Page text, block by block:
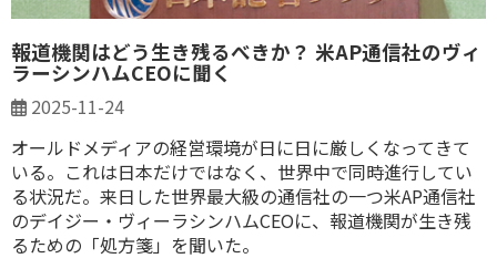
報道機関はどう生き残るべきか？ 米AP通信社のヴィ
ラーシンハムCEOに聞く
2025-11-24
オールドメディアの経営環境が日に日に厳しくなってきて
いる。これは日本だけではなく、世界中で同時進行してい
る状況だ。来日した世界最大級の通信社の一つ米AP通信社
のデイジー・ヴィーラシンハムCEOに、報道機関が生き残
るための「処方箋」を聞いた。